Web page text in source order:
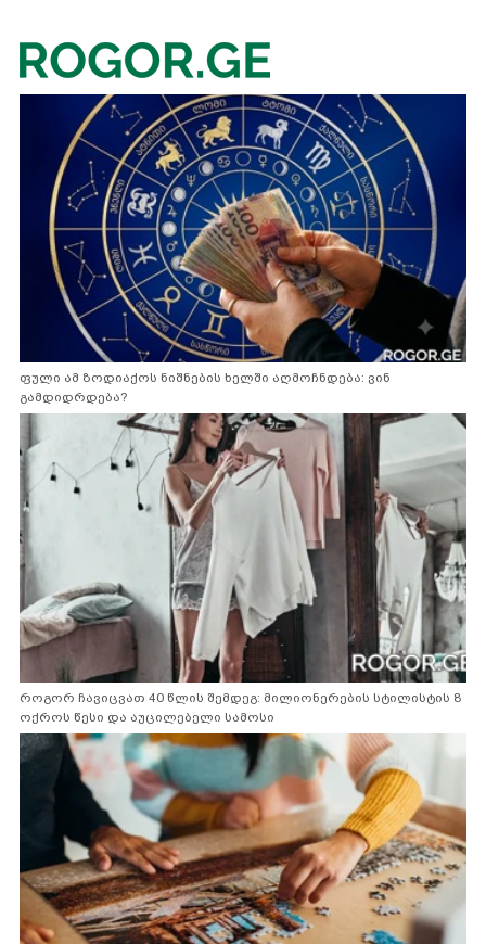
ფული ამ ზოდიაქოს ნიშნების ხელში აღმოჩნდება: ვინ
გამდიდრდება?
როგორ ჩავიცვათ 40 წლის შემდეგ: მილიონერების სტილისტის 8
ოქროს წესი და აუცილებელი სამოსი